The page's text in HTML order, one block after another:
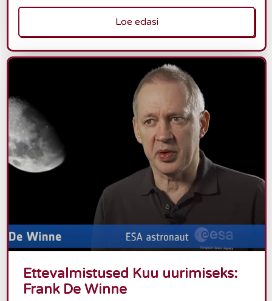
Loe edasi
Ettevalmistused Kuu uurimiseks:
Frank De Winne